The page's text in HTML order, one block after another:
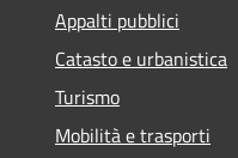
Appalti pubblici
Catasto e urbanistica
Turismo
Mobilità e trasporti